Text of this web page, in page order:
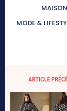
MODE &
ARTICLE